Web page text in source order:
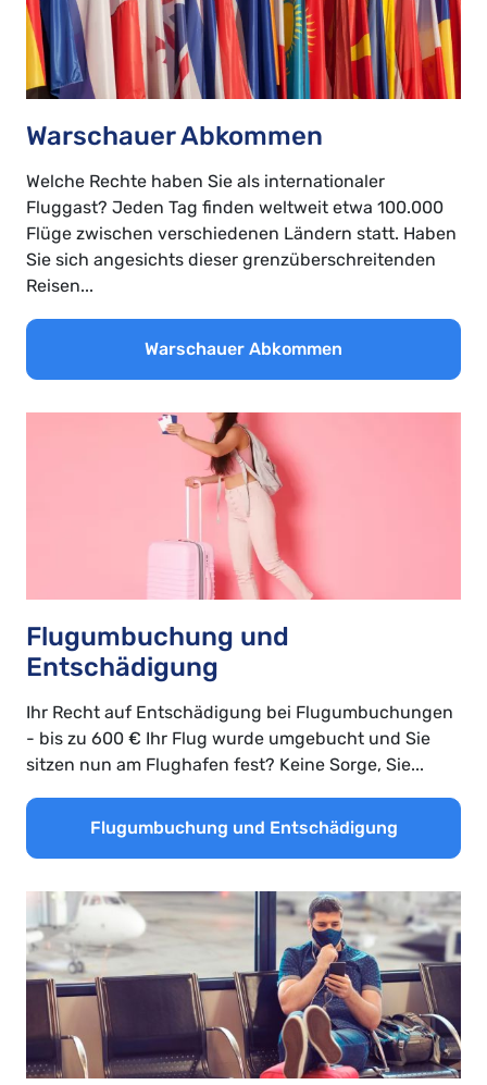
Warschauer Abkommen
Welche Rechte haben Sie als internationaler
Fluggast? Jeden Tag finden weltweit etwa 100.000
Flüge zwischen verschiedenen Ländern statt. Haben
Sie sich angesichts dieser grenzüberschreitenden
Reisen...
Warschauer Abkommen
Flugumbuchung und
Entschädigung
Ihr Recht auf Entschädigung bei Flugumbuchungen
- bis zu 600 € Ihr Flug wurde umgebucht und Sie
sitzen nun am Flughafen fest? Keine Sorge, Sie...
Flugumbuchung und Entschädigung